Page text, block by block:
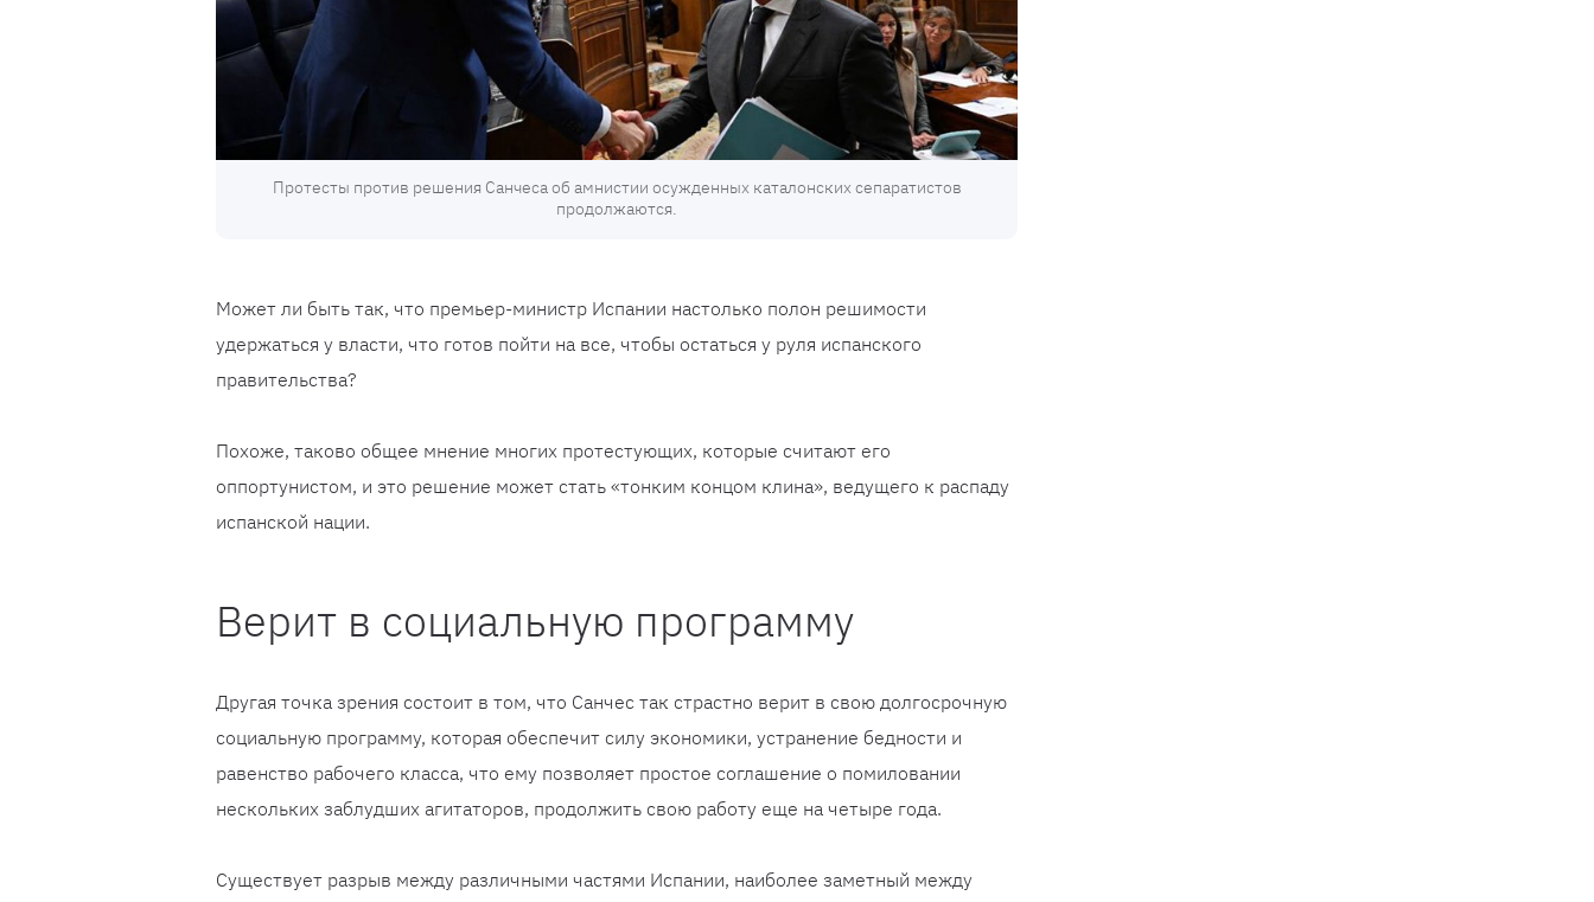
Протесты против решения Санчеса об амнистии осужденных каталонских сепаратистов
продолжаются.
Может ли быть так, что премьер-министр Испании настолько полон решимости
удержаться у власти, что готов пойти на все, чтобы остаться у руля испанского
правительства?
Похоже, таково общее мнение многих протестующих, которые считают его
оппортунистом, и это решение может стать «тонким концом клина», ведущего к распаду
испанской нации.
Верит в социальную программу
Другая точка зрения состоит в том, что Санчес так страстно верит в свою долгосрочную
социальную программу, которая обеспечит силу экономики, устранение бедности и
равенство рабочего класса, что ему позволяет простое соглашение о помиловании
нескольких заблудших агитаторов, продолжить свою работу еще на четыре года.
Существует разрыв между различными частями Испании, наиболее заметный между